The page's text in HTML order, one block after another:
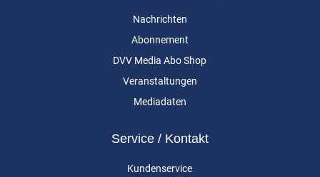
Nachrichten
Abonnement
DVV Media Abo Shop
Veranstaltungen
Mediadaten
Service / Kontakt
Kundenservice